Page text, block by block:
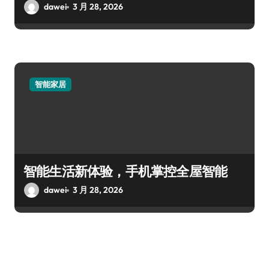
dawei 3 月 28, 2026
智能家居
智能生活新体验，手机掌控全屋智能
dawei 3 月 28, 2026